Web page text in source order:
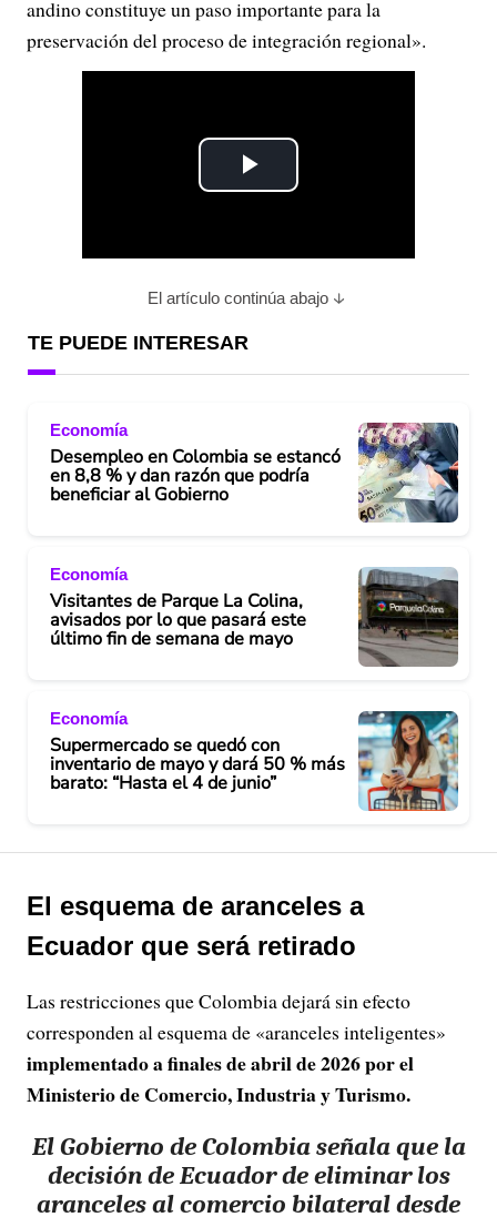
andino constituye un paso importante para la
preservación del proceso de integración regional».
P
a
d
o
El artículo continúa abajo
TE PUEDE INTERESAR
Economía
Desempleo en Colombia se estancó
en 8,8 % y dan razón que podría
beneficiar al Gobierno
Economía
Visitantes de Parque La Colina,
avisados por lo que pasará este
último fin de semana de mayo
Economía
Supermercado se quedó con
inventario de mayo y dará 50 % más
barato: “Hasta el 4 de junio”
El esquema de aranceles a
Ecuador que será retirado
Las restricciones que Colombia dejará sin efecto
corresponden al esquema de «aranceles inteligentes»
implementado a finales de abril de 2026 por el
Ministerio de Comercio, Industria y Turismo.
El Gobierno de Colombia señala que la
decisión de Ecuador de eliminar los
aranceles al comercio bilateral desde